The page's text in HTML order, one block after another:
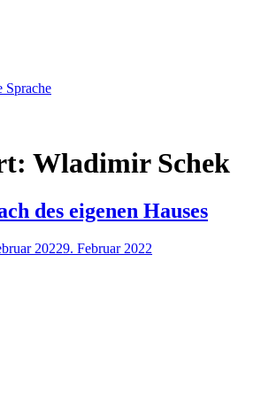
Sprache
Wladimir Schek
des eigenen Hauses
20229. Februar 2022